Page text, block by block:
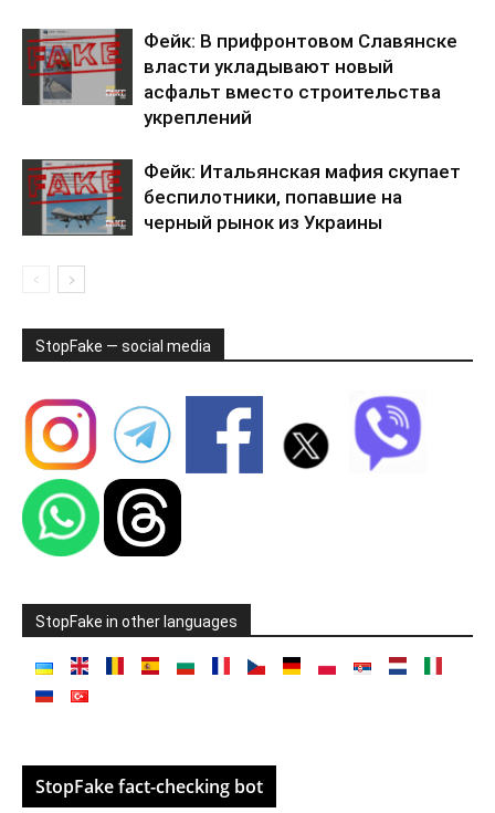
Фейк: В прифронтовом Славянске
власти укладывают новый
асфальт вместо строительства
укреплений
Фейк: Итальянская мафия скупает
беспилотники, попавшие на
черный рынок из Украины
StopFake — social media
StopFake in other languages
StopFake fact-checking bot